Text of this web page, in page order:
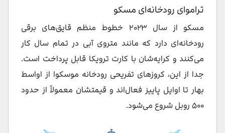
تراموای رودخانه‌ای مسکو
مسکو از سال ۲۰۲۳ خطوط منظم قایق‌های برقی
رودخانه‌ای دارد که مانند متروی آبی در تمام سال کار
می‌کنند و کرایه‌شان با کارت ترویکا قابل پرداخت است.
جدا از این، کروزهای تفریحی رودخانه‌ موسکوا از اواسط
بهار تا اوایل پاییز فعال‌اند و قیمتشان معمولاً از حدود
۵۰۰ روبل شروع می‌شود.